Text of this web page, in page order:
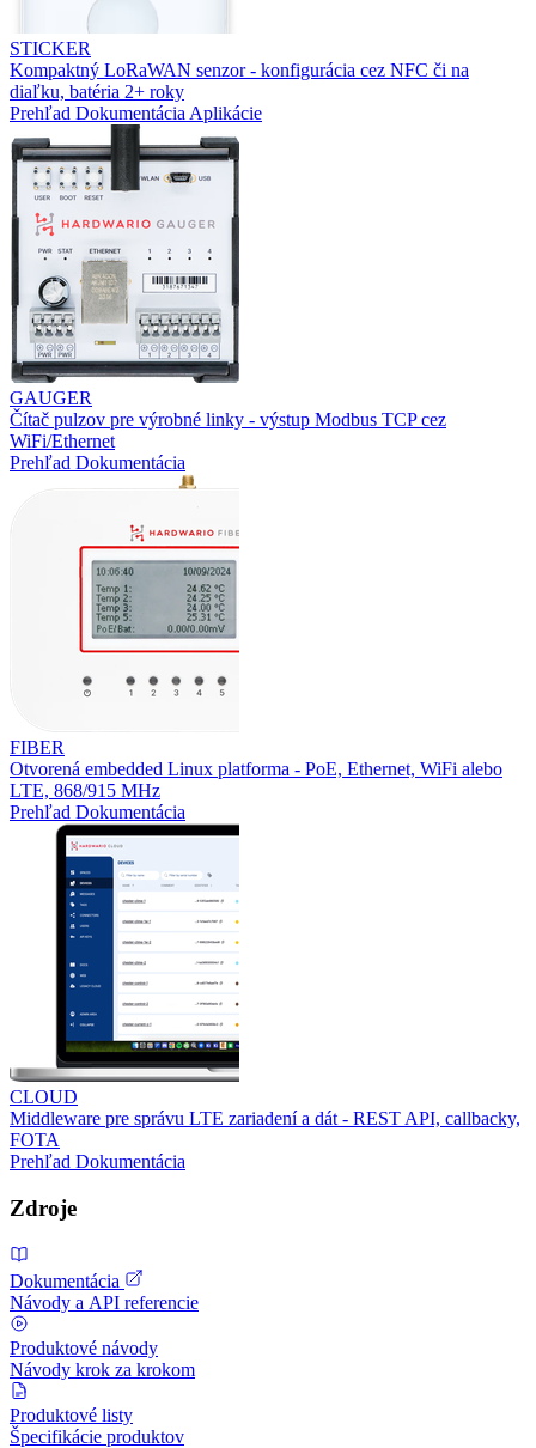
STICKER
Kompaktný LoRaWAN senzor - konfigurácia cez NFC či na
diaľku, batéria 2+ roky
Prehľad Dokumentácia Aplikácie
GAUGER
Čítač pulzov pre výrobné linky - výstup Modbus TCP cez
WiFi/Ethernet
Prehľad Dokumentácia
FIBER
Otvorená embedded Linux platforma - PoE, Ethernet, WiFi alebo
LTE, 868/915 MHz
Prehľad Dokumentácia
CLOUD
Middleware pre správu LTE zariadení a dát - REST API, callbacky,
FOTA
Prehľad Dokumentácia
Zdroje
Dokumentácia
Návody a API referencie
Produktové návody
Návody krok za krokom
Produktové listy
Špecifikácie produktov